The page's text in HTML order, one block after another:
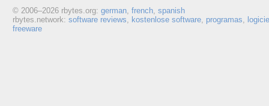
© 2006–2026 rbytes.org: german, french, spanish
rbytes.network: software reviews, kostenlose software, programas,
freeware